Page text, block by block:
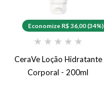
Economize R$ 36,00 (34%)
★ ★ ★ ★ ★
CeraVe Loção Hidratante
Corporal - 200ml